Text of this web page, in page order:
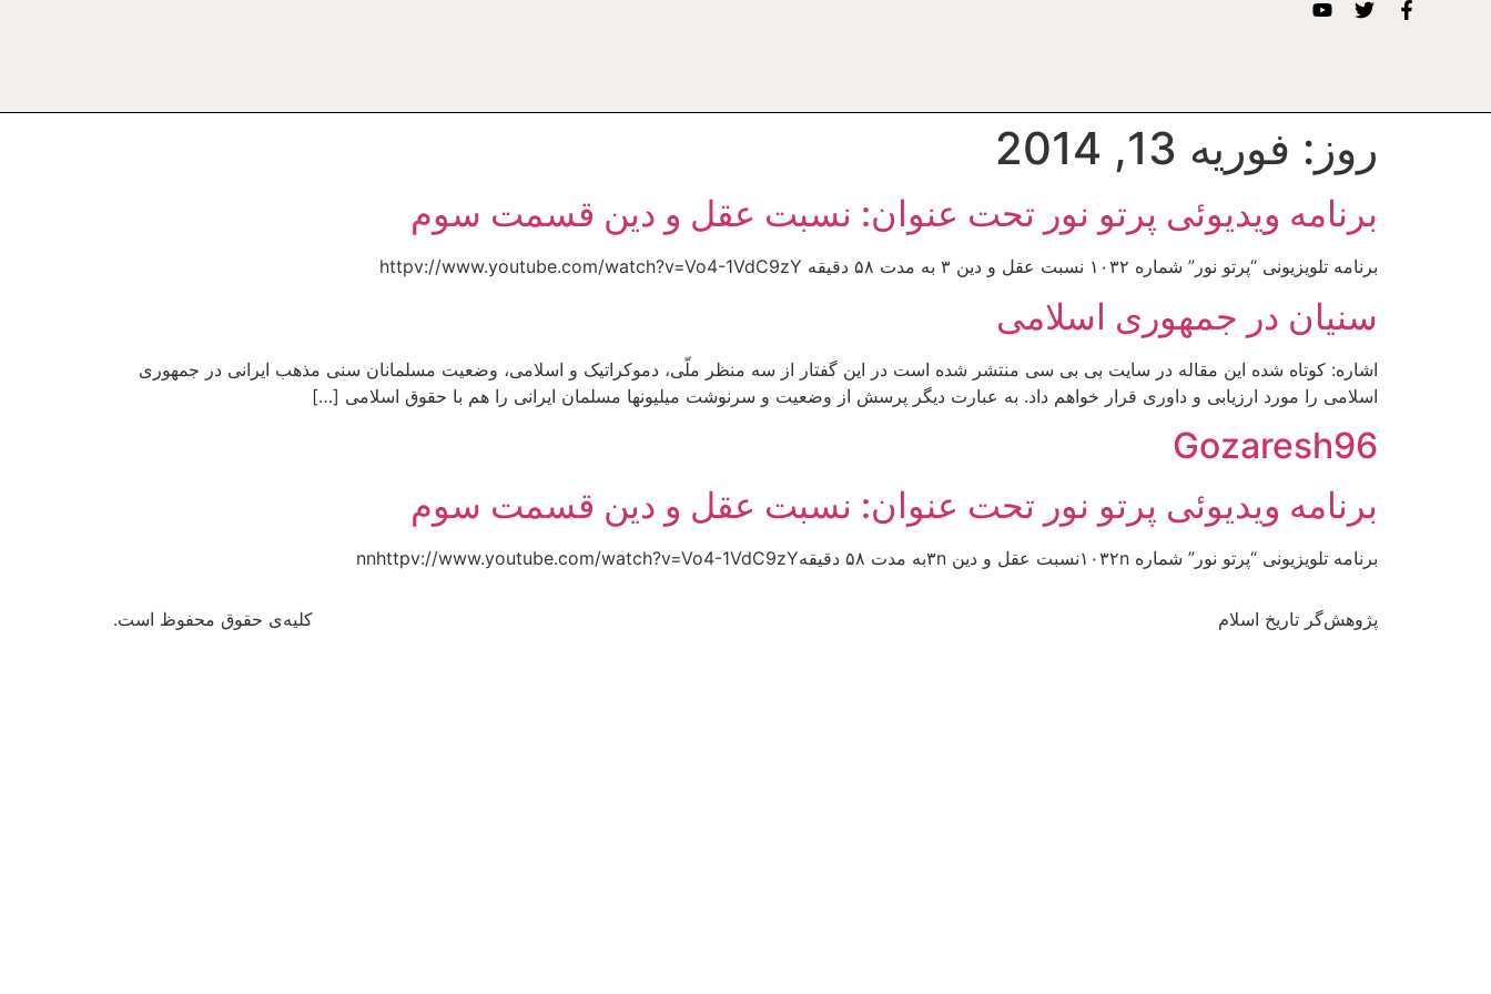
روز: فوریه 13, 2014
برنامه ويديوئى پرتو نور تحت عنوان: نسبت عقل و دين قسمت سوم
برنامه تلويزيونى “پرتو نور” شماره ۱۰۳۲ نسبت عقل و دين ۳ به مدت ۵۸ دقيقه httpv://www.youtube.com/watch?v=Vo4-1VdC9zY
سنیان در جمهوری اسلامی
اشاره: کوتاه شده این مقاله در سایت بی بی سی منتشر شده است در این گفتار از سه منظر ملّی، دموکراتیک و اسلامی، وضعیت مسلمانان سنی مذهب ایرانی در جمهوری
اسلامی را مورد ارزیابی و داوری قرار خواهم داد. به عبارت دیگر پرسش از وضعیت و سرنوشت میلیونها مسلمان ایرانی را هم با حقوق اسلامی […]
Gozaresh96
برنامه ويديوئى پرتو نور تحت عنوان: نسبت عقل و دين قسمت سوم
برنامه تلويزيونى “پرتو نور” شماره ۱۰۳۲nنسبت عقل و دين ۳nبه مدت ۵۸ دقيقهnnhttpv://www.youtube.com/watch?v=Vo4-1VdC9zY
پژوهش‌گر تاریخ اسلام کلیه‌ی حقوق محفوظ است.